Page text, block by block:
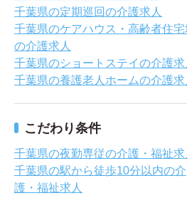
千葉県の定期巡回の介護求人
千葉県のケアハウス・高齢者住宅
の介護求人
千葉県のショートステイの介護求
千葉県の養護老人ホームの介護求
こだわり条件
千葉県の夜勤専従の介護・福祉求
千葉県の駅から徒歩10分以内の介
護・福祉求人